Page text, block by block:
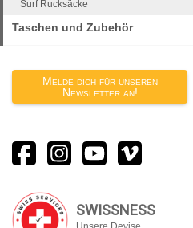
Surf Rucksäcke
Taschen und Zubehör
Melde dich für unseren
Newsletter an!
SWISSNESS